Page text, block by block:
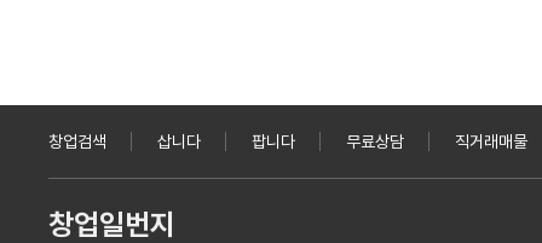
창업검색 삽니다 팝니다 무료상담 직거래매물
창업일번지